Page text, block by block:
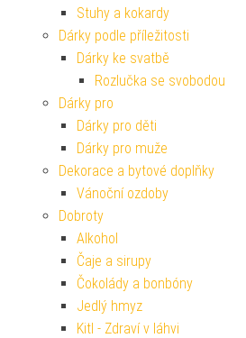
Stuhy a kokardy
Dárky podle příležitosti
Dárky ke svatbě
Rozlučka se svobodou
Dárky pro
Dárky pro děti
Dárky pro muže
Dekorace a bytové doplňky
Vánoční ozdoby
Dobroty
Alkohol
Čaje a sirupy
Čokolády a bonbóny
Jedlý hmyz
Kitl - Zdraví v láhvi